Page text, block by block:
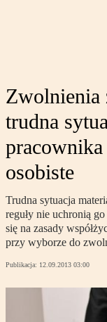
Zwolnienia
trudna
osobiste
Trudna sytuacja
reguły nie uchronią
się na zasady
przy wyborze do
Publikacja: 12.09.2013 03:00